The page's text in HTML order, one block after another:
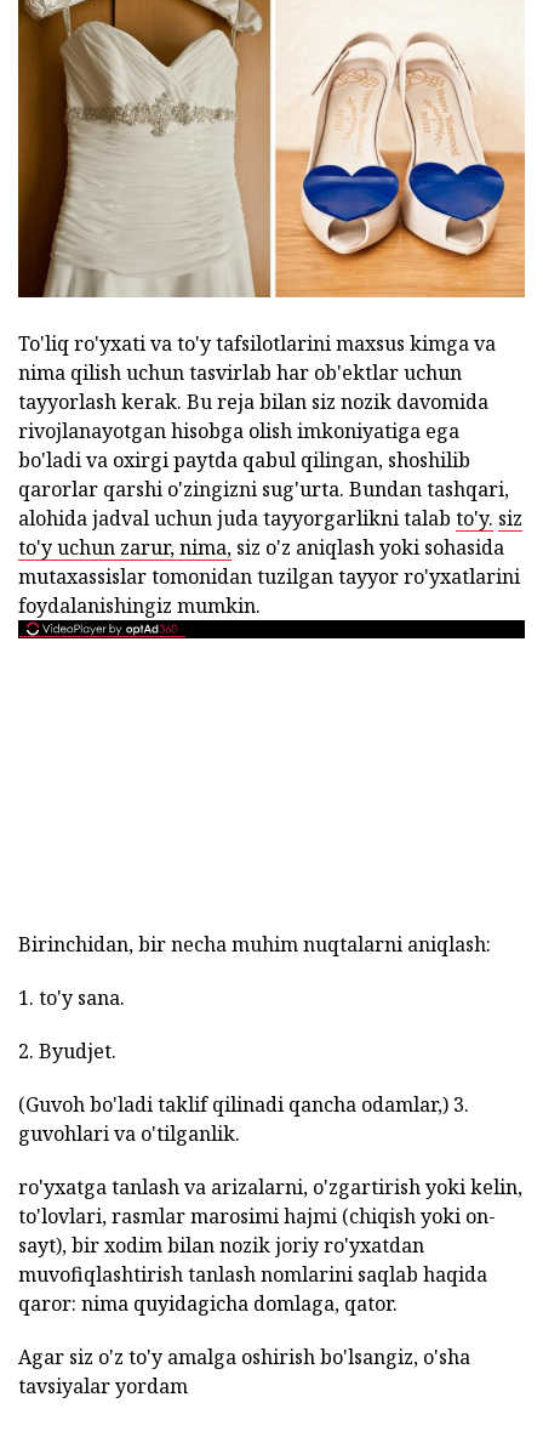
To'liq ro'yxati va to'y tafsilotlarini maxsus kimga va
nima qilish uchun tasvirlab har ob'ektlar uchun
tayyorlash kerak. Bu reja bilan siz nozik davomida
rivojlanayotgan hisobga olish imkoniyatiga ega
bo'ladi va oxirgi paytda qabul qilingan, shoshilib
qarorlar qarshi o'zingizni sug'urta. Bundan tashqari,
alohida jadval uchun juda tayyorgarlikni talab to'y. siz
to'y uchun zarur, nima, siz o'z aniqlash yoki sohasida
mutaxassislar tomonidan tuzilgan tayyor ro'yxatlarini
foydalanishingiz mumkin.
Birinchidan, bir necha muhim nuqtalarni aniqlash:
1. to'y sana.
2. Byudjet.
(Guvoh bo'ladi taklif qilinadi qancha odamlar,) 3.
guvohlari va o'tilganlik.
ro'yxatga tanlash va arizalarni, o'zgartirish yoki kelin,
to'lovlari, rasmlar marosimi hajmi (chiqish yoki on-
sayt), bir xodim bilan nozik joriy ro'yxatdan
muvofiqlashtirish tanlash nomlarini saqlab haqida
qaror: nima quyidagicha domlaga, qator.
Agar siz o'z to'y amalga oshirish bo'lsangiz, o'sha
tavsiyalar yordam